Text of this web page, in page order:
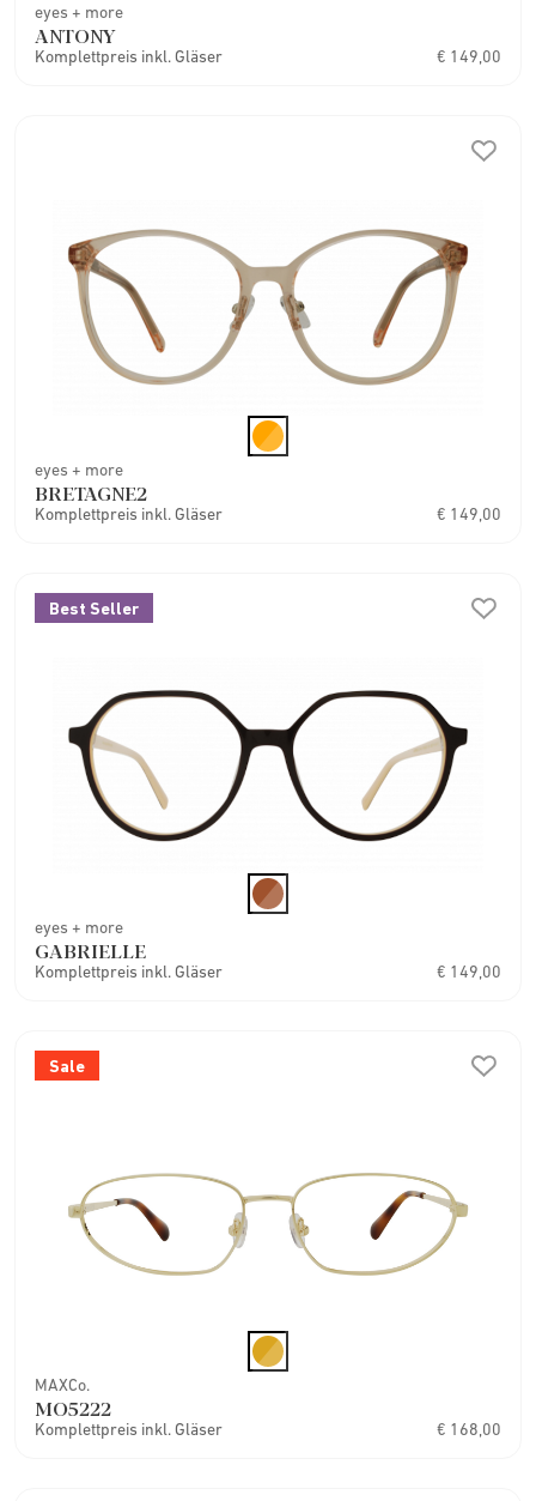
eyes + more
ANTONY
Komplettpreis inkl. Gläser € 149,00
eyes + more
BRETAGNE2
Komplettpreis inkl. Gläser € 149,00
Best Seller
eyes + more
GABRIELLE
Komplettpreis inkl. Gläser € 149,00
Sale
MAXCo.
MO5222
Komplettpreis inkl. Gläser € 168,00